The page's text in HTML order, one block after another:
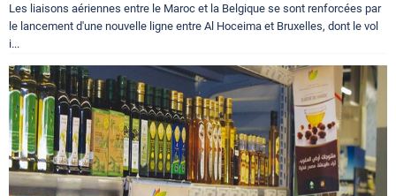
Les liaisons aériennes entre le Maroc et la Belgique se sont renforcées par
le lancement d'une nouvelle ligne entre Al Hoceima et Bruxelles, dont le vol
i...